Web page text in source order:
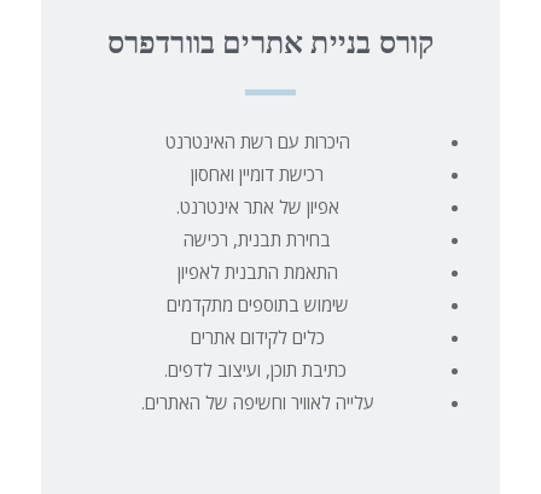
קורס בניית אתרים בוורדפרס
היכרות עם רשת האינטרנט
רכישת דומיין ואחסון
אפיון של אתר אינטרנט.
בחירת תבנית, רכישה
התאמת התבנית לאפיון
שימוש בתוספים מתקדמים
כלים לקידום אתרים
כתיבת תוכן, ועיצוב לדפים.
עלייה לאוויר וחשיפה של האתרים.